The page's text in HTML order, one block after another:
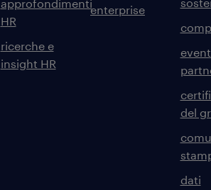
approfondimenti
HR
ricerche e
insight HR
enterprise
del
dati